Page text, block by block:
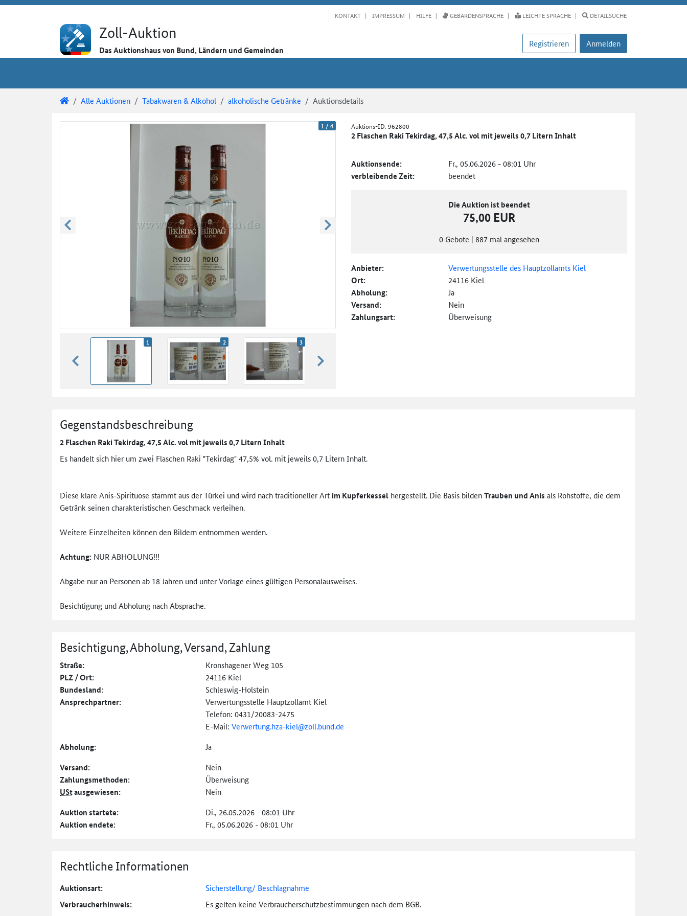
KONTAKT IMPRESSUM HILFE GEBÄRDENSPRACHE LEICHTE SPRACHE DETAILSUCHE
Zoll-Auktion
Das Auktionshaus von Bund, Ländern und Gemeinden
Registrieren Anmelden
Zoll-Auktion
Alle Auktionen Tabakwaren & Alkohol alkoholische Getränke Auktionsdetails
Auktionsdetails
Auktionsüberblick 1 /4
zurück blättern weiter blättern
zurück blättern
1 2 3
weiter blättern
Auktions-ID:962800
2 Flaschen Raki Tekirdag, 47,5 Alc. vol mit jeweils 0,7 Litern Inhalt
Auktionsende: Fr., 05.06.2026 - 08:01 Uhr
verbleibende Zeit: beendet
Die Auktion ist beendet
75,00 EUR
0 Gebote | 887 mal angesehen
Anbieter: Verwertungsstelle des Hauptzollamts Kiel
Ort: 24116 Kiel
Abholung: Ja
Versand: Nein
Zahlungsart: Überweisung
Gegenstandsbeschreibung
2 Flaschen Raki Tekirdag, 47,5 Alc. vol mit jeweils 0,7 Litern Inhalt
Es handelt sich hier um zwei Flaschen Raki "Tekirdag" 47,5% vol. mit jeweils 0,7 Litern Inhalt.
Diese klare Anis-Spirituose stammt aus der Türkei und wird nach traditioneller Art im Kupferkessel hergestellt. Die Basis bildenTrauben und Anis als Rohstoffe, die dem
Getränk seinen charakteristischen Geschmack verleihen.
Weitere Einzelheiten können den Bildern entnommen werden.
Achtung: NUR ABHOLUNG!!!
Abgabe nur an Personen ab 18 Jahren und unter Vorlage eines gültigen Personalausweises.
Besichtigung und Abholung nach Absprache.
Besichtigung, Abholung, Versand, Zahlung
Straße: Kronshagener Weg 105
PLZ / Ort: 24116 Kiel
Bundesland: Schleswig-Holstein
Ansprechpartner:
Verwertungsstelle Hauptzollamt Kiel
Telefon: 0431/20083-2475
E-Mail: Verwertung.hza-kiel@zoll.bund.de
Abholung: Ja
Versand: Nein
Zahlungs­methoden: Überweisung
UStausgewiesen: Nein
Auktion startete: Di., 26.05.2026 - 08:01 Uhr
Auktion endete: Fr., 05.06.2026 - 08:01 Uhr
Rechtliche Informationen
Auktionsart: Sicherstellung/ Beschlagnahme
Verbraucher­hinweis: Es gelten keine Verbraucher­schutz­bestimmungen nach dem BGB.